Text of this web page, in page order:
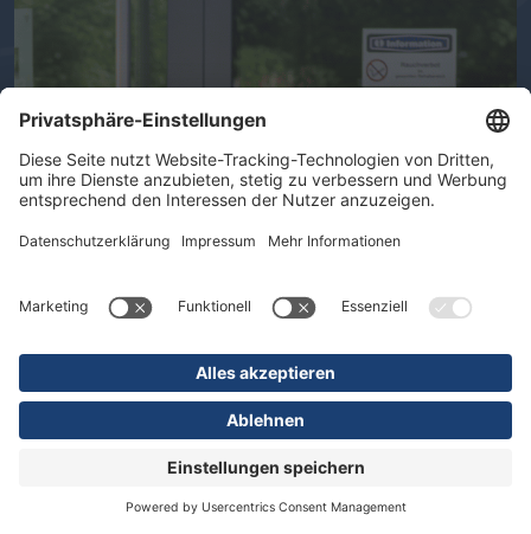
Ihre Gesundheit im Mittelpunkt -
Therapeutische Vielfalt in der DR.
ERLER REHA
Spezialisten für Arbeitsunfälle, Neue